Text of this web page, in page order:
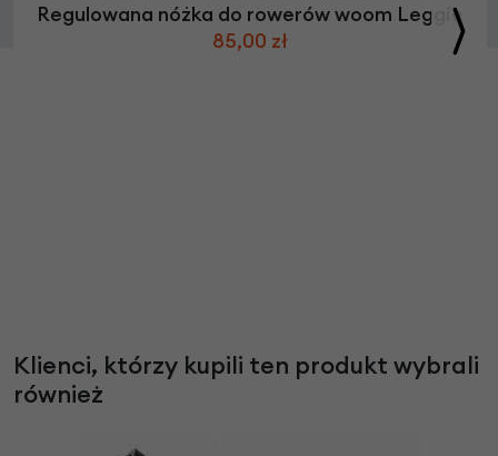
Regulowana nóżka do rowerów woom Leggie
85,00 zł
Klienci, którzy kupili ten produkt wybrali
również